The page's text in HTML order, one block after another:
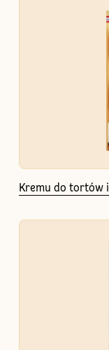
Kremu do tortów